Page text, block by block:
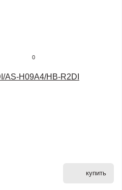
0
AS-H09A4/HB-R2DI
купить